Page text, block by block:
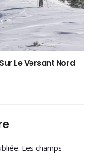
Le Versant Nord
Les champs